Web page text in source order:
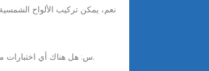
4 days ago · س: هل هناك أي اختبارات منزلية للألواح الشمسية؟ ج: باختصار، نعم. من الممكن اختبار الألواح الشمسية بنفسه باستخدام أدوات بدائية مثل جهاز القياس المتعدد.